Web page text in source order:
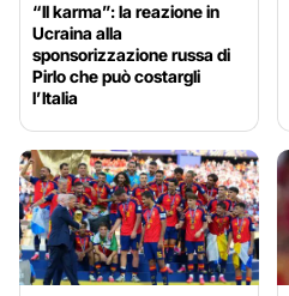
“Il karma”: la reazione in
Ucraina alla
sponsorizzazione russa di
Pirlo che può costargli
l’Italia